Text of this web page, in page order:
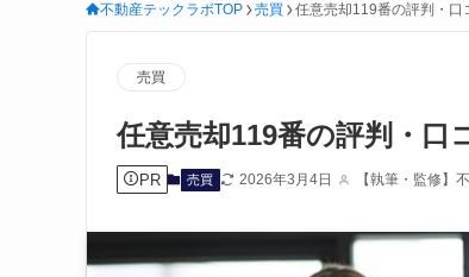
不動産テックラボTOP 売買 任意売却119番の評判・口
売買
任意売却119番の評判・
PR 売買 2026年3月4日 【執筆・監修】